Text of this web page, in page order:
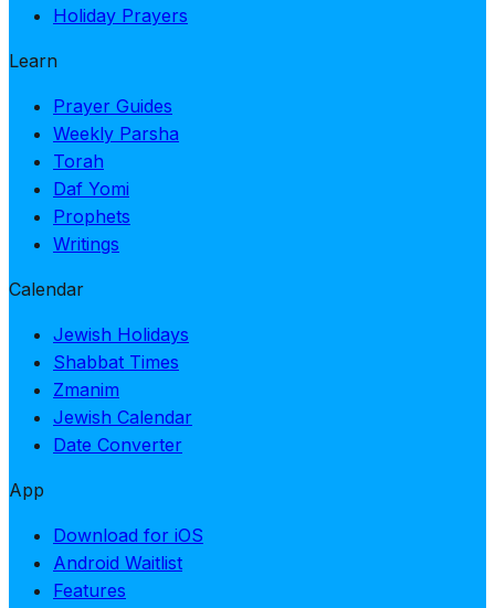
Holiday Prayers
Learn
Prayer Guides
Weekly Parsha
Torah
Daf Yomi
Prophets
Writings
Calendar
Jewish Holidays
Shabbat Times
Zmanim
Jewish Calendar
Date Converter
App
Download for iOS
Android Waitlist
Features